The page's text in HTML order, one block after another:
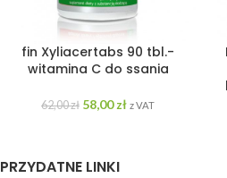
fin Xyliacertabs 90 tbl.-
witamina C do ssania
62,00zł 58,00zł z VAT
PRZYDATNE LINKI